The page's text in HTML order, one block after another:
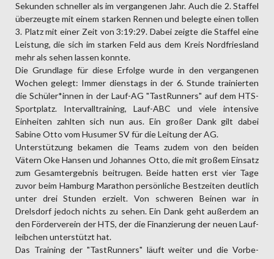
Sekunden schneller als im vergangenen Jahr. Auch die 2. Staffel
überzeugte mit einem starken Rennen und belegte einen tollen
3. Platz mit einer Zeit von 3:19:29. Dabei zeigte die Staffel eine
Leistung, die sich im starken Feld aus dem Kreis Nord­friesland
mehr als sehen lassen konnte.
Die Grund­lage für diese Erfolge wurde in den vergangenen
Wochen gelegt: Immer dienstags in der 6. Stunde trainierten
die Schüler*innen in der Lauf-AG "TastRunners" auf dem HTS-
Sportplatz. Intervall­training, Lauf-ABC und viele intensive
Einheiten zahlten sich nun aus. Ein großer Dank gilt dabei
Sabine Otto vom Husumer SV für die Leitung der AG.
Unter­stützung bekamen die Teams zudem von den beiden
Vätern Oke Hansen und Johannes Otto, die mit großem Einsatz
zum Gesamt­ergebnis beitrugen. Beide hatten erst vier Tage
zuvor beim Hamburg Marathon persönliche Best­zeiten deutlich
unter drei Stunden erzielt. Von schweren Beinen war in
Drelsdorf jedoch nichts zu sehen. Ein Dank geht außer­dem an
den Förder­verein der HTS, der die Finanzierung der neuen Lauf­
leibchen unterstützt hat.
Das Training der "TastRunners" läuft weiter und die Vorbe­